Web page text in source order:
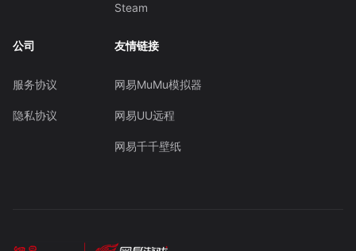
Steam
公司
服务协议
隐私协议
友情链接
网易MuMu模拟器
网易UU远程
网易千千壁纸